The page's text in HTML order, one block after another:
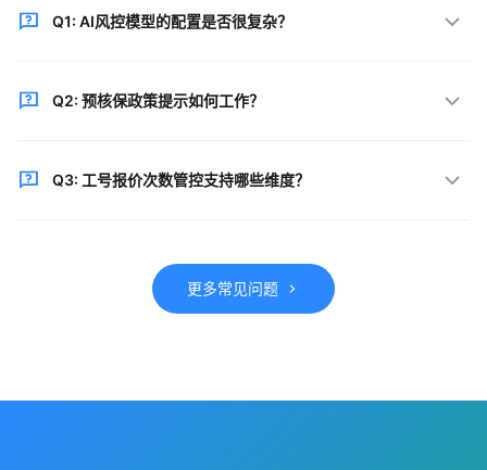
Q1: AI风控模型的配置是否很复杂？
保规则即可快速上手。
Q2: 预核保政策提示如何工作？
道进行报价时进行前置提示"不收此业务或零费用"，避
Q3: 工号报价次数管控支持哪些维度？
设置不同管控策略，精细化权限管理，不浪费每一次报
更多常见问题